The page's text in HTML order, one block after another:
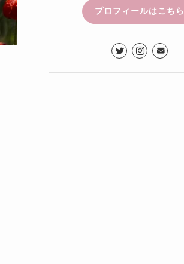
プロフィールはこちら